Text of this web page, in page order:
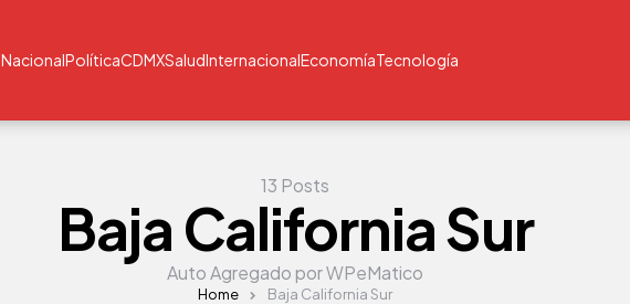
NacionalPolíticaCDMXSaludInternacionalEconomíaTecnología
13 Posts
Baja California Sur
Auto Agregado por WPeMatico
Home Baja California Sur